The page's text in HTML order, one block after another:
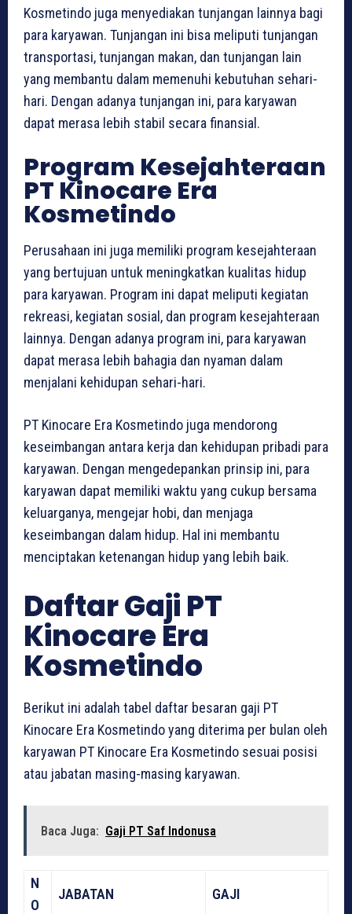
Kosmetindo juga menyediakan tunjangan lainnya bagi
para karyawan. Tunjangan ini bisa meliputi tunjangan
transportasi, tunjangan makan, dan tunjangan lain
yang membantu dalam memenuhi kebutuhan sehari-
hari. Dengan adanya tunjangan ini, para karyawan
dapat merasa lebih stabil secara finansial.
Program Kesejahteraan
PT Kinocare Era
Kosmetindo
Perusahaan ini juga memiliki program kesejahteraan
yang bertujuan untuk meningkatkan kualitas hidup
para karyawan. Program ini dapat meliputi kegiatan
rekreasi, kegiatan sosial, dan program kesejahteraan
lainnya. Dengan adanya program ini, para karyawan
dapat merasa lebih bahagia dan nyaman dalam
menjalani kehidupan sehari-hari.
PT Kinocare Era Kosmetindo juga mendorong
keseimbangan antara kerja dan kehidupan pribadi para
karyawan. Dengan mengedepankan prinsip ini, para
karyawan dapat memiliki waktu yang cukup bersama
keluarganya, mengejar hobi, dan menjaga
keseimbangan dalam hidup. Hal ini membantu
menciptakan ketenangan hidup yang lebih baik.
Daftar Gaji PT
Kinocare Era
Kosmetindo
Berikut ini adalah tabel daftar besaran gaji PT
Kinocare Era Kosmetindo yang diterima per bulan oleh
karyawan PT Kinocare Era Kosmetindo sesuai posisi
atau jabatan masing-masing karyawan.
Baca Juga: Gaji PT Saf Indonusa
N
O
JABATAN GAJI